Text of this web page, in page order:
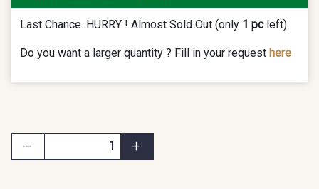
Last Chance. HURRY ! Almost Sold Out (only 1 pcleft)
Do you want a larger quantity ? Fill in your request here